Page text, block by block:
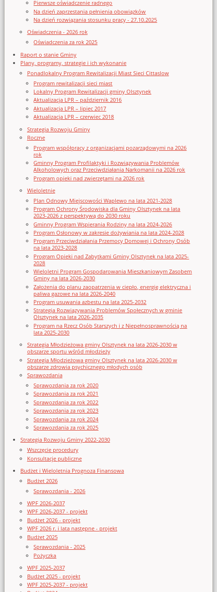
Pierwsze oświadczenie radnego
Na dzień zaprzestania pełnienia obowiązków
Na dzień rozwiązania stosunku pracy - 27.10.2025
Oświadczenia - 2026 rok
Oświadczenia za rok 2025
Raport o stanie Gminy
Plany, programy, strategie i ich wykonanie
Ponadlokalny Program Rewitalizacji Miast Sieci Cittaslow
Program rewitalizacji sieci miast
Lokalny Program Rewitalizacji gminy Olsztynek
Aktualizacja LPR – październik 2016
Aktualizacja LPR – lipiec 2017
Aktualizacja LPR – czerwiec 2018
Strategia Rozwoju Gminy
Roczne
Program współpracy z organizacjami pozarządowymi na 2026
rok
Gminny Program Profilaktyki i Rozwiązywania Problemów
Alkoholowych oraz Przeciwdziałania Narkomanii na 2026 rok
Program opieki nad zwierzętami na 2026 rok
Wieloletnie
Plan Odnowy Miejscowości Waplewo na lata 2021-2028
Program Ochrony Środowiska dla Gminy Olsztynek na lata
2023-2026 z perspektywą do 2030 roku
Gminny Program Wspierania Rodziny na lata 2024-2026
Program Osłonowy w zakresie dożywiania na lata 2024-2028
Program Przeciwdziałania Przemocy Domowej i Ochrony Osób
na lata 2023-2028
Program Opieki nad Zabytkami Gminy Olsztynek na lata 2025-
2028
Wieloletni Program Gospodarowania Mieszkaniowym Zasobem
Gminy na lata 2026-2030
Założenia do planu zaopatrzenia w ciepło, energię elektryczna i
paliwa gazowe na lata 2026-2040
Program usuwania azbestu na lata 2025-2032
Strategia Rozwiązywania Problemów Społecznych w gminie
Olsztynek na lata 2026-2035
Program na Rzecz Osób Starszych i z Niepełnosprawnością na
lata 2025-2030
Strategia Młodzieżowa gminy Olsztynek na lata 2026-2030 w
obszarze sportu wśród młodzieży
Strategia Młodzieżowa gminy Olsztynek na lata 2026-2030 w
obszarze zdrowia psychicznego młodych osób
Sprawozdania
Sprawozdania za rok 2020
Sprawozdania za rok 2021
Sprawozdania za rok 2022
Sprawozdania za rok 2023
Sprawozdania za rok 2024
Sprawozdania za rok 2025
Strategia Rozwoju Gminy 2022-2030
Wszczęcie procedury
Konsultacje publiczne
Budżet i Wieloletnia Prognoza Finansowa
Budżet 2026
Sprawozdania - 2026
WPF 2026-2037
WPF 2026-2037 - projekt
Budżet 2026 - projekt
WPF 2026 r. i lata następne - projekt
Budżet 2025
Sprawozdania - 2025
Pożyczka
WPF 2025-2037
Budżet 2025 - projekt
WPF 2025-2037 - projekt